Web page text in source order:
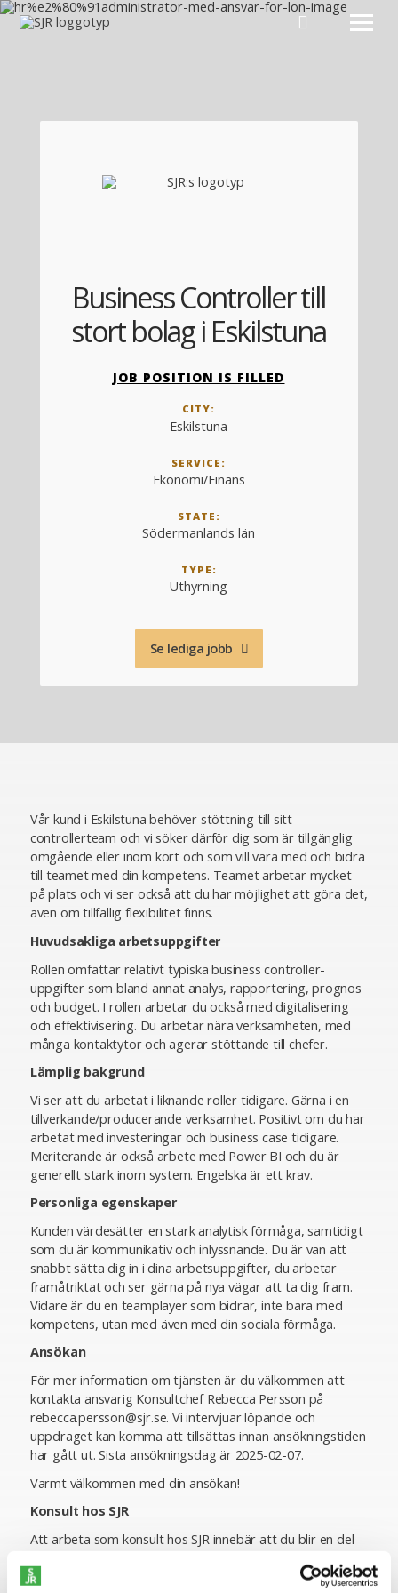
Hoppa till innehåll
JOB POSITION IS FILLED
CITY:
Eskilstuna
SERVICE:
Ekonomi/Finans
STATE:
Södermanlands län
TYPE:
Uthyrning
Business Controller till
stort bolag i Eskilstuna
Se lediga jobb
Vår kund i Eskilstuna behöver stöttning till sitt
controllerteam och vi söker därför dig som är tillgänglig
omgående eller inom kort och som vill vara med och bidra
till teamet med din kompetens. Teamet arbetar mycket
på plats och vi ser också att du har möjlighet att göra det,
även om tillfällig flexibilitet finns.
Huvudsakliga arbetsuppgifter
Rollen omfattar relativt typiska business controller-
uppgifter som bland annat analys, rapportering, prognos
och budget. I rollen arbetar du också med digitalisering
och effektivisering. Du arbetar nära verksamheten, med
många kontaktytor och agerar stöttande till chefer.
Lämplig bakgrund
Vi ser att du arbetat i liknande roller tidigare. Gärna i en
tillverkande/producerande verksamhet. Positivt om du har
arbetat med investeringar och business case tidigare.
Meriterande är också arbete med Power BI och du är
generellt stark inom system. Engelska är ett krav.
Personliga egenskaper
Kunden värdesätter en stark analytisk förmåga, samtidigt
som du är kommunikativ och inlyssnande. Du är van att
snabbt sätta dig in i dina arbetsuppgifter, du arbetar
framåtriktat och ser gärna på nya vägar att ta dig fram.
Vidare är du en teamplayer som bidrar, inte bara med
kompetens, utan med även med din sociala förmåga.
Ansökan
För mer information om tjänsten är du välkommen att
kontakta ansvarig Konsultchef Rebecca Persson på
rebecca.persson@sjr.se. Vi intervjuar löpande och
uppdraget kan komma att tillsättas innan ansökningstiden
har gått ut. Sista ansökningsdag är 2025-02-07.
Varmt välkommen med din ansökan!
Konsult hos SJR
Att arbeta som konsult hos SJR innebär att du blir en del
perfekta förutsättningar att utvecklas både inom din